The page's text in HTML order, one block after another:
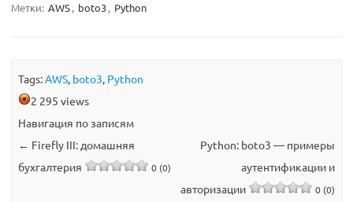
Метки: AWS, boto3, Python
Tags: AWS boto3 Python
2 295 views
Навигация по записям
← Firefly III: домашняя
бухгалтерия
0 (0)
Python: boto3 — примеры
аутентификации и
авторизации
0 (0)